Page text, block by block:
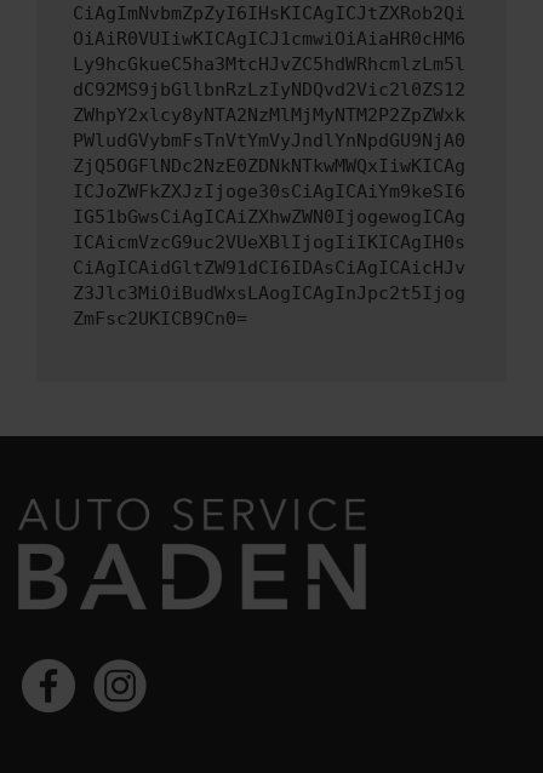
CiAgImNvbmZpZyI6IHsKICAgICJtZXRob2Qi
OiAiR0VUIiwKICAgICJ1cmwiOiAiaHR0cHM6
Ly9hcGkueC5ha3MtcHJvZC5hdWRhcmlzLm5l
dC92MS9jbGllbnRzLzIyNDQvd2Vic2l0ZS12
ZWhpY2xlcy8yNTA2NzMlMjMyNTM2P2ZpZWxk
PWludGVybmFsTnVtYmVyJndlYnNpdGU9NjA0
ZjQ5OGFlNDc2NzE0ZDNkNTkwMWQxIiwKICAg
ICJoZWFkZXJzIjoge30sCiAgICAiYm9keSI6
IG51bGwsCiAgICAiZXhwZWN0IjogewogICAg
ICAicmVzcG9uc2VUeXBlIjogIiIKICAgIH0s
CiAgICAidGltZW91dCI6IDAsCiAgICAicHJv
Z3Jlc3MiOiBudWxsLAogICAgInJpc2t5Ijog
ZmFsc2UKICB9Cn0=